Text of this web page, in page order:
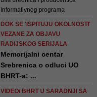
godine
Informativnog programa
DOK SE 'ISPITUJU OKOLNOSTI'
VEZANE ZA OBJAVU
RADIJSKOG SERIJALA
Memorijalni centar
Srebrenica o odluci UO
BHRT-a: ...
VIDEO/ BHRT U SARADNJI SA